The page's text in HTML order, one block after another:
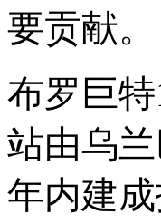
要贡献。
布罗巨特
站由乌
年内建